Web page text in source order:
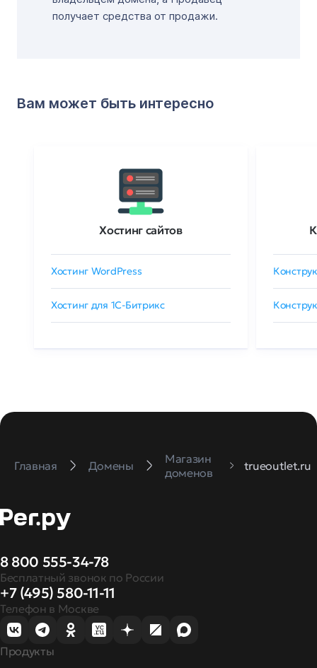
получает средства от продажи.
Вам может быть интересно
Хостинг сайтов
Хостинг WordPress
Хостинг для 1C-Битрикс
Главная Домены
Магазин
доменов
trueoutlet.ru
8 800 555-34-78
Бесплатный звонок по России
+7 (495) 580-11-11
Телефон в Москве
Продукты